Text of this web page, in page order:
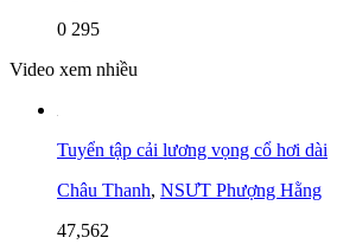
0 295
Video xem nhiều
Tuyển tập cải lương vọng cổ hơi dài
Châu Thanh, NSƯT Phượng Hằng
47,562